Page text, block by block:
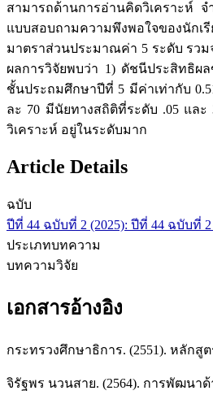
สามารถด้านการอ่านคิดวิเคราะห์
แบบสอบถามความพึงพอใจของนัก
มาตราส่วนประมาณค่า 5 ระดับ รวม
ผลการวิจัยพบว่า 1) ดัชนีประสิทธิผ
ชั้นประถมศึกษาปีที่ 5 มีค่าเท่ากับ
ละ 70 มีนัยทางสถิติที่ระดับ .05 แล
วิเคราะห์ อยู่ในระดับมาก
Article Details
ฉบับ
ปีที่ 44 ฉบับที่ 2 (2025): ปีที่ 44 ฉบับที่
ประเภทบทความ
บทความวิจัย
เอกสารอ้างอิง
กระทรวงศึกษาธิการ. (2551). หลัก
จิรัฐพร นวนสาย. (2564). การพัฒนา